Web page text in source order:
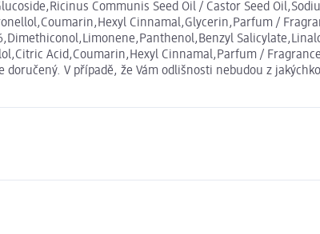
Communis Seed Oil / Castor Seed
Cinnamal,Glycerin,Parfum /
Acid,Coumarin,Hexyl Cinnamal,Parfum /
V případě, že Vám odlišnosti nebudou z